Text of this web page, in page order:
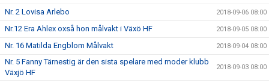
Nr. 2 Lovisa Arlebo 2018-09-06 08:00
Nr.12 Era Ahlex oxså hon målvakt i Växö HF 2018-09-05 08:00
Nr. 16 Matilda Engblom Målvakt 2018-09-04 08:00
Nr. 5 Fanny Tärnestig är den sista spelare med moder klubb
Växjö HF
2018-09-03 08:00